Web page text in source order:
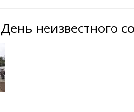
неизвестного